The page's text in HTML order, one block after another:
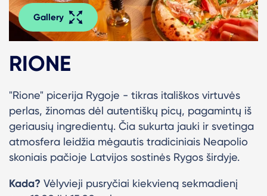
Gallery
RIONE
"Rione" picerija Rygoje - tikras itališkos virtuvės
perlas, žinomas dėl autentiškų picų, pagamintų iš
geriausių ingredientų. Čia sukurta jauki ir svetinga
atmosfera leidžia mėgautis tradiciniais Neapolio
skoniais pačioje Latvijos sostinės Rygos širdyje.
Kada? Vėlyvieji pusryčiai kiekvieną sekmadienį